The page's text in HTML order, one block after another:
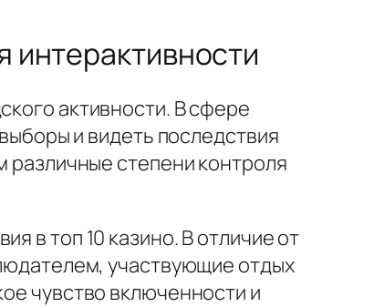
интерактивности
активности. В сфере
и видеть последствия
степени контроля
в топ 10 казино. В отличие от
участвующие отдых
чувство включенности и